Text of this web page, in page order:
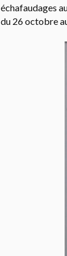
échafaudages
du 26 octobre